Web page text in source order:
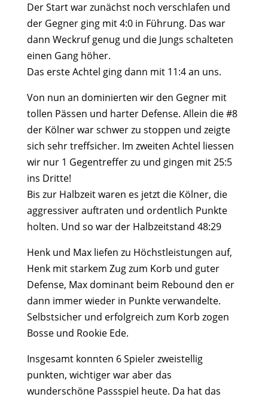
Der Start war zunächst noch verschlafen und
der Gegner ging mit 4:0 in Führung. Das war
dann Weckruf genug und die Jungs schalteten
einen Gang höher.
Das erste Achtel ging dann mit 11:4 an uns.
Von nun an dominierten wir den Gegner mit
tollen Pässen und harter Defense. Allein die #8
der Kölner war schwer zu stoppen und zeigte
sich sehr treffsicher. Im zweiten Achtel liessen
wir nur 1 Gegentreffer zu und gingen mit 25:5
ins Dritte!
Bis zur Halbzeit waren es jetzt die Kölner, die
aggressiver auftraten und ordentlich Punkte
holten. Und so war der Halbzeitstand 48:29
Henk und Max liefen zu Höchstleistungen auf,
Henk mit starkem Zug zum Korb und guter
Defense, Max dominant beim Rebound den er
dann immer wieder in Punkte verwandelte.
Selbstsicher und erfolgreich zum Korb zogen
Bosse und Rookie Ede.
Insgesamt konnten 6 Spieler zweistellig
punkten, wichtiger war aber das
wunderschöne Passspiel heute. Da hat das